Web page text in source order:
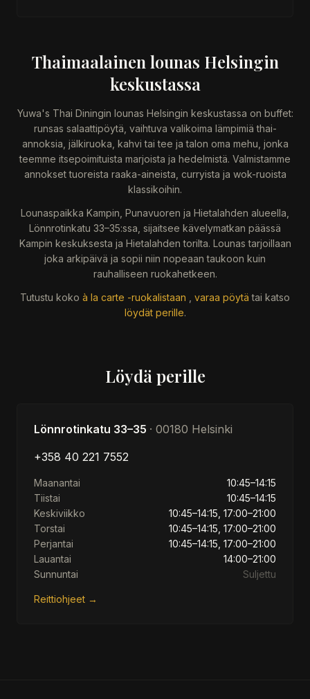
Thaimaalainen lounas Helsingin
keskustassa
Yuwa's Thai Diningin lounas Helsingin keskustassa on buffet:
runsas salaattipöytä, vaihtuva valikoima lämpimiä thai-
annoksia, jälkiruoka, kahvi tai tee ja talon oma mehu, jonka
teemme itsepoimituista marjoista ja hedelmistä. Valmistamme
annokset tuoreista raaka-aineista, curryista ja wok-ruoista
klassikoihin.
Lounaspaikka Kampin, Punavuoren ja Hietalahden alueella,
Lönnrotinkatu 33–35:ssa, sijaitsee kävelymatkan päässä
Kampin keskuksesta ja Hietalahden torilta. Lounas tarjoillaan
joka arkipäivä ja sopii niin nopeaan taukoon kuin
rauhalliseen ruokahetkeen.
Tutustu koko à la carte -ruokalistaan varaa pöytä tai katso
löydät perille.
Löydä perille
Lönnrotinkatu 33–35 · 00180 Helsinki
+358 40 221 7552
Maanantai
10:45–14:15
Tiistai
10:45–14:15
Keskiviikko
10:45–14:15, 17:00–21:00
Torstai
10:45–14:15, 17:00–21:00
Perjantai
10:45–14:15, 17:00–21:00
Lauantai
14:00–21:00
Sunnuntai
Suljettu
Reittiohjeet →